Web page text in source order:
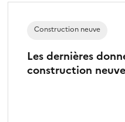
Les dernières
construction
Construction neuve